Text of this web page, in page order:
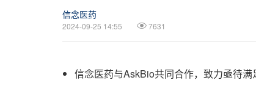
信念医药
2024-09-25 14:55 7631
信念医药与AskBio共同合作，致力亟待